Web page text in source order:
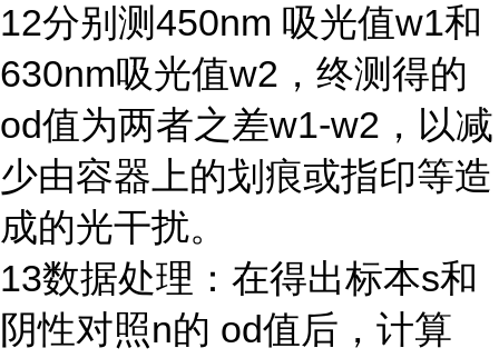
12分别测 450nm 吸光值w1和
630nm吸光值w2 ，终测得的
od值为两者之差w1-w2 ，以减
少由容器上的划痕或指印等造
成的光干扰。
13数据处理：在得出标本s和
阴性对照n的 od值后，计算